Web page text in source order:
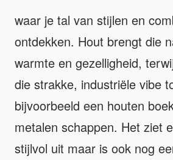
waar je tal van stijlen en
ontdekken. Hout brengt die
warmte en gezelligheid,
die strakke, industriële vibe
bijvoorbeeld een houten
metalen schappen. Het ziet
stijlvol uit maar is ook nog